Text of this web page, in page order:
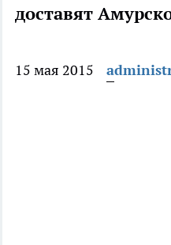
доставят
15 мая 2015